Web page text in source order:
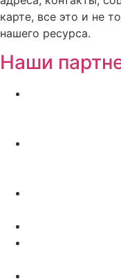
карте, все это и не
нашего ресурса.
Наши